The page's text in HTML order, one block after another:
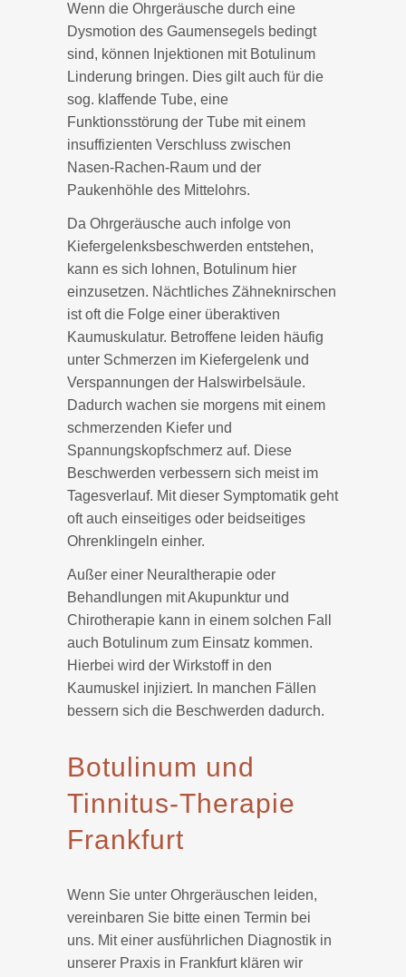
Wenn die Ohrgeräusche durch eine
Dysmotion des Gaumensegels bedingt
sind, können Injektionen mit Botulinum
Linderung bringen. Dies gilt auch für die
sog. klaffende Tube, eine
Funktionsstörung der Tube mit einem
insuffizienten Verschluss zwischen
Nasen-Rachen-Raum und der
Paukenhöhle des Mittelohrs.
Da Ohrgeräusche auch infolge von
Kiefergelenksbeschwerden entstehen,
kann es sich lohnen, Botulinum hier
einzusetzen. Nächtliches Zähneknirschen
ist oft die Folge einer überaktiven
Kaumuskulatur. Betroffene leiden häufig
unter Schmerzen im Kiefergelenk und
Verspannungen der Halswirbelsäule.
Dadurch wachen sie morgens mit einem
schmerzenden Kiefer und
Spannungskopfschmerz auf. Diese
Beschwerden verbessern sich meist im
Tagesverlauf. Mit dieser Symptomatik geht
oft auch einseitiges oder beidseitiges
Ohrenklingeln einher.
Außer einer Neuraltherapie oder
Behandlungen mit Akupunktur und
Chirotherapie kann in einem solchen Fall
auch Botulinum zum Einsatz kommen.
Hierbei wird der Wirkstoff in den
Kaumuskel injiziert. In manchen Fällen
bessern sich die Beschwerden dadurch.
Botulinum und
Tinnitus-Therapie
Frankfurt
Wenn Sie unter Ohrgeräuschen leiden,
vereinbaren Sie bitte einen Termin bei
uns. Mit einer ausführlichen Diagnostik in
unserer Praxis in Frankfurt klären wir